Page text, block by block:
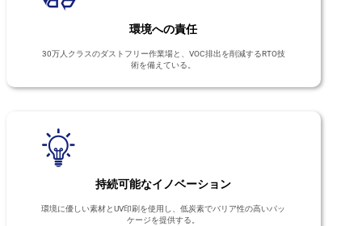
環境への責任
30万人クラスのダストフリー作業場と、VOC排出を削減するRTO技
術を備えている。
持続可能なイノベーション
環境に優しい素材とUV印刷を使用し、低炭素でバリア性の高いパッ
ケージを提供する。